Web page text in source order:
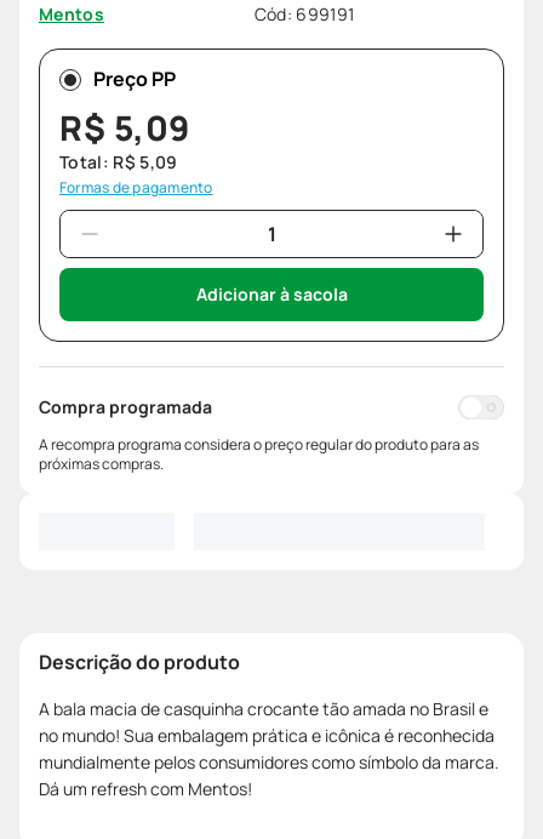
Mentos Cód: 699191
Preço PP
R$ 5,09
Total: R$ 5,09
Formas de pagamento
Adicionar à sacola
Compra programada
A recompra programa considera o preço regular do produto para as
próximas compras.
Descrição do produto
A bala macia de casquinha crocante tão amada no Brasil e
no mundo! Sua embalagem prática e icônica é reconhecida
mundialmente pelos consumidores como símbolo da marca.
Dá um refresh com Mentos!